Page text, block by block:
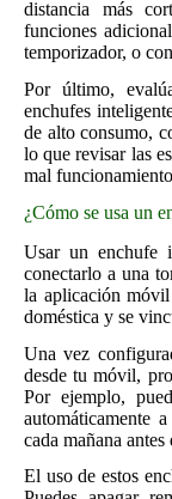
distancia más
funciones
temporizador, o
Por último,
enchufes
de alto consumo,
lo que revisar las
mal
¿Cómo se usa un
Usar un enchufe
conectarlo a una
la aplicación
doméstica y se
Una vez
desde tu móvil,
Por ejemplo,
automáticamente
cada mañana antes
El uso de estos